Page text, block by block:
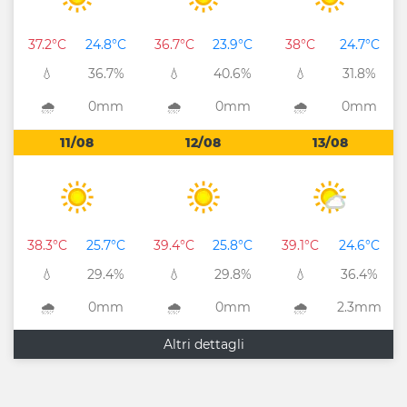
37.2°C
24.8°C
💧
36.7%
🌧️
0mm
36.7°C
23.9°C
💧
40.6%
🌧️
0mm
38°C
24.7°C
💧
31.8%
🌧️
0mm
11/08
38.3°C
25.7°C
💧
29.4%
🌧️
0mm
12/08
39.4°C
25.8°C
💧
29.8%
🌧️
0mm
13/08
39.1°C
24.6°C
💧
36.4%
🌧️
2.3mm
Altri dettagli